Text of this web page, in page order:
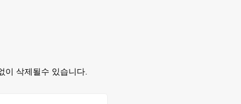
이 삭제될수 있습니다.